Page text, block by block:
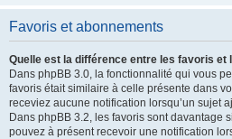
Favoris et abonnements
Quelle est la différence entre les favoris et
Dans phpBB 3.0, la fonctionnalité qui vous
favoris était similaire à celle présente dans
receviez aucune notification lorsqu’un sujet
Dans phpBB 3.2, les favoris sont davantage
pouvez à présent recevoir une notification